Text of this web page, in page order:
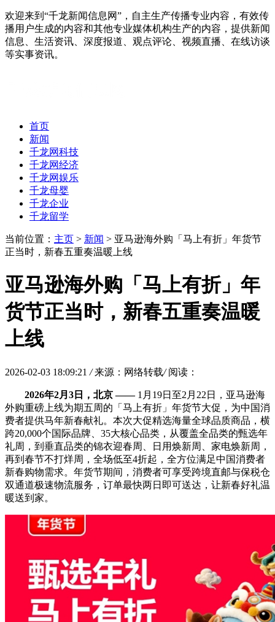
欢迎来到“千龙新闻信息网”，自主生产传播专业内容，有效传
播用户生成的内容和其他专业媒体机构生产的内容，提供新闻
信息、生活资讯、深度报道、观点评论、视频直播、在线访谈
等实事资讯。
首页
新闻
千龙网科技
千龙网经济
千龙网娱乐
千龙母婴
千龙企业
千龙留学
当前位置： 主页 > 新闻 > 亚马逊海外购「马上有折」年货节
正当时，新春五重奏温暖上线
亚马逊海外购「马上有折」年
货节正当时，新春五重奏温暖
上线
2026-02-03 18:09:21 / 来源：网络转载/ 阅读：
2026年2月 3 日，北京 —— 1月19日至2月22日，亚马逊海
外购重磅上线为期五周的「马上有折」年货节大促，为中国消
费者提供马年新春献礼。本次大促精选海量全球品质商品，横
跨20,000个国际品牌、35大核心品类，从覆盖全品类的甄选年
礼周，到垂直品类的锦衣迎春周、日用焕新周、家电焕新周，
再到春节不打烊周，全场低至4折起，全方位满足中国消费者
新春购物需求。年货节期间，消费者可享受跨境直邮与保税仓
双通道极速物流服务，订单最快两日即可送达，让新春好礼温
暖送到家。